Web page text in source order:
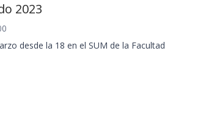
2023
desde la 18 en el SUM de la Facultad